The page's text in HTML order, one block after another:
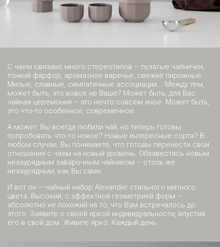
С чаем связано много стереотипов – пузатые чайнички,
тонкий фарфор, ароматное варенье, свежие пирожные.
Милые, славные, симпатичные ассоциации... Между тем,
может быть, это вовсе не Ваше? Может быть, для Вас
чайная церемония – это нечто совсем иное. Может быть,
это что-то особенное, современное.
А может, Вы всегда любили чай, но теперь готовы
попробовать что-то новое? Новые интересные сорта? В
любом случае, Вы понимаете, что готовы перенести свои
отношения с чаем на новый уровень. Обзавестись новым
незаурядным заварочным чайником – столь же
незаурядным, как Вы сами.
И вот он – чайный набор Alexander стильного мятного
цвета. Высокий, с эффектной геометрией форм –
абсолютно не похожий на то, что Вам встречалось до
этого. Заявите о своей яркой индивидуальности, впустив
его в свой дом. Живите ярко. Каждый день.